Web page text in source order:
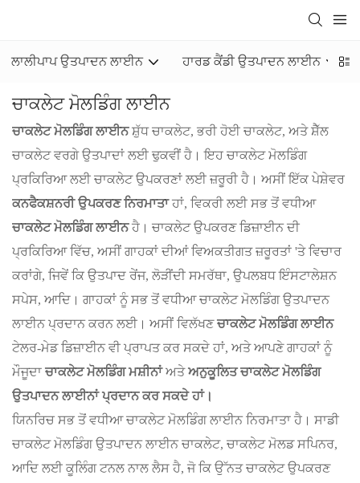
ਲਾਲੀਪਾਪ ਉਤਪਾਦਨ ਲਾਈਨ ਹਾਰਡ ਕੈਂਡੀ ਉਤਪਾਦਨ ਲਾਈਨ
ਚਾਕਲੇਟ ਮੋਲਡਿੰਗ ਲਾਈਨ
ਚਾਕਲੇਟ ਮੋਲਡਿੰਗ ਲਾਈਨਸ਼ੁੱਧ ਚਾਕਲੇਟ, ਭਰੀ ਹੋਈ ਚਾਕਲੇਟ, ਅਤੇ ਸ਼ੈੱਲ
ਚਾਕਲੇਟ ਵਰਗੇ ਉਤਪਾਦਾਂ ਲਈ ਢੁਕਵੀਂ ਹੈ। ਇਹ ਚਾਕਲੇਟ ਮੋਲਡਿੰਗ
ਪ੍ਰਕਿਰਿਆ ਲਈ ਚਾਕਲੇਟ ਉਪਕਰਣਾਂ ਲਈ ਜ਼ਰੂਰੀ ਹੈ। ਅਸੀਂ ਇੱਕ ਪੇਸ਼ੇਵਰ
ਕਨਫੈਕਸ਼ਨਰੀ ਉਪਕਰਣ ਨਿਰਮਾਤਾਹਾਂ, ਵਿਕਰੀ ਲਈ ਸਭ ਤੋਂ ਵਧੀਆ
ਚਾਕਲੇਟ ਮੋਲਡਿੰਗ ਲਾਈਨਹੈ। ਚਾਕਲੇਟ ਉਪਕਰਣ ਡਿਜ਼ਾਈਨ ਦੀ
ਪ੍ਰਕਿਰਿਆ ਵਿੱਚ, ਅਸੀਂ ਗਾਹਕਾਂ ਦੀਆਂ ਵਿਅਕਤੀਗਤ ਜ਼ਰੂਰਤਾਂ 'ਤੇ ਵਿਚਾਰ
ਕਰਾਂਗੇ, ਜਿਵੇਂ ਕਿ ਉਤਪਾਦ ਰੇਂਜ, ਲੋੜੀਂਦੀ ਸਮਰੱਥਾ, ਉਪਲਬਧ ਇੰਸਟਾਲੇਸ਼ਨ
ਸਪੇਸ, ਆਦਿ। ਗਾਹਕਾਂ ਨੂੰ ਸਭ ਤੋਂ ਵਧੀਆ ਚਾਕਲੇਟ ਮੋਲਡਿੰਗ ਉਤਪਾਦਨ
ਲਾਈਨ ਪ੍ਰਦਾਨ ਕਰਨ ਲਈ। ਅਸੀਂ ਵਿਲੱਖਣਚਾਕਲੇਟ ਮੋਲਡਿੰਗ ਲਾਈਨ
ਟੇਲਰ-ਮੇਡ ਡਿਜ਼ਾਈਨ ਵੀ ਪ੍ਰਾਪਤ ਕਰ ਸਕਦੇ ਹਾਂ, ਅਤੇ ਆਪਣੇ ਗਾਹਕਾਂ ਨੂੰ
ਮੌਜੂਦਾ ਚਾਕਲੇਟ ਮੋਲਡਿੰਗ ਮਸ਼ੀਨਾਂਅਤੇਅਨੁਕੂਲਿਤ ਚਾਕਲੇਟ ਮੋਲਡਿੰਗ
ਉਤਪਾਦਨ ਲਾਈਨਾਂ ਪ੍ਰਦਾਨ ਕਰ ਸਕਦੇ ਹਾਂ।
ਯਿਨਰਿਚ ਸਭ ਤੋਂ ਵਧੀਆ ਚਾਕਲੇਟ ਮੋਲਡਿੰਗ ਲਾਈਨ ਨਿਰਮਾਤਾ ਹੈ। ਸਾਡੀ
ਚਾਕਲੇਟ ਮੋਲਡਿੰਗ ਉਤਪਾਦਨ ਲਾਈਨ ਚਾਕਲੇਟ, ਚਾਕਲੇਟ ਮੋਲਡ ਸਪਿਨਰ,
ਆਦਿ ਲਈ ਕੂਲਿੰਗ ਟਨਲ ਨਾਲ ਲੈਸ ਹੈ, ਜੋ ਕਿ ਉੱਨਤ ਚਾਕਲੇਟ ਉਪਕਰਣ